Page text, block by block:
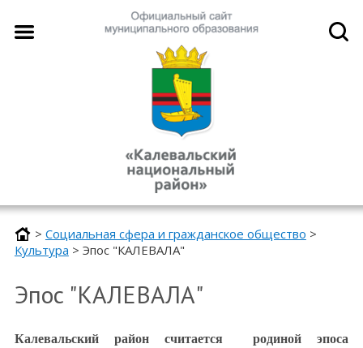
> Социальная сфера и гражданское общество >
Культура > Эпос "КАЛЕВАЛА"
Эпос "КАЛЕВАЛА"
Калевальский район считается родиной эпоса